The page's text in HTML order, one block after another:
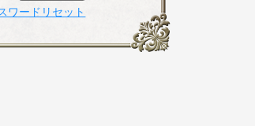
ワードリセット